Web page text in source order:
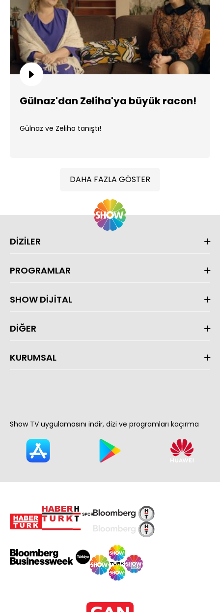
Gülnaz'dan Zeliha'ya büyük racon!
Gülnaz ve Zeliha tanıştı!
DAHA FAZLA GÖSTER
DİZİLER
PROGRAMLAR
SHOW DİJİTAL
DİĞER
KURUMSAL
Show TV uygulamasını indir, dizi ve programları kaçırma